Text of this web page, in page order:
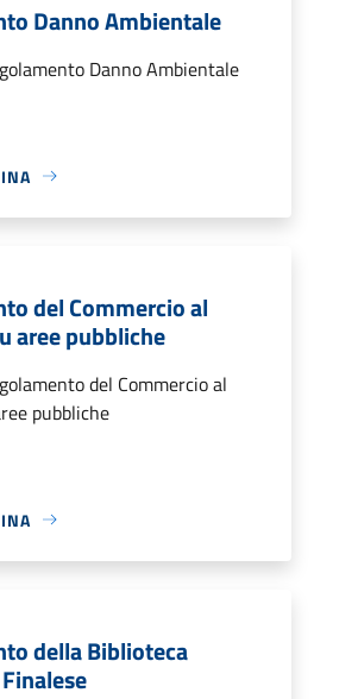
Danno Ambientale
Danno Ambientale
del Commercio al
aree pubbliche
del Commercio al
pubbliche
della Biblioteca